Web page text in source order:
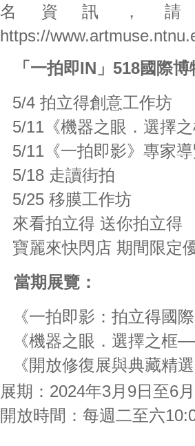
名資訊，
https://
「一拍即IN」518國際
5/4 拍立得創意工作坊
5/11《機器之眼．選擇
5/11《一拍即影》專家
5/18 走讀街拍
5/25 移膜工作坊
來看拍立得 送你拍立得
寶麗來快閃店 期間限定
當期展覽：
《一拍即影：拍立得國
《機器之眼．選擇之框
《開放修復展與典藏精
展期：2024年3月9日至6
開放時間：每週二至六